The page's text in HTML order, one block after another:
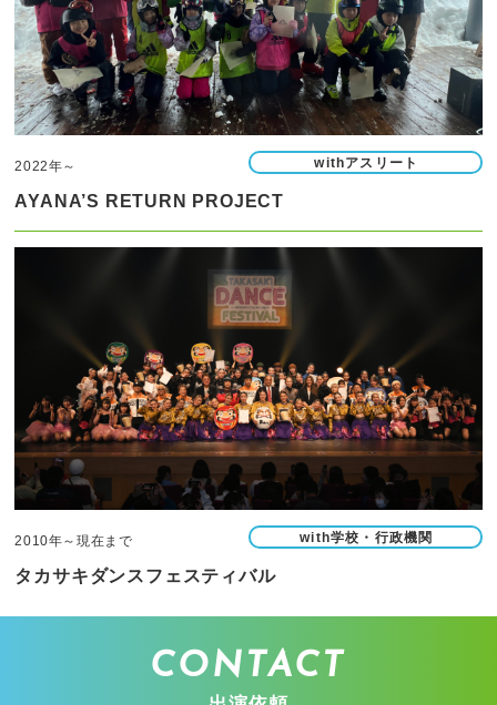
2022年～ withアスリート
AYANA’S RETURN PROJECT
2010年～現在まで with学校・行政機関
タカサキダンスフェスティバル
CONTACT